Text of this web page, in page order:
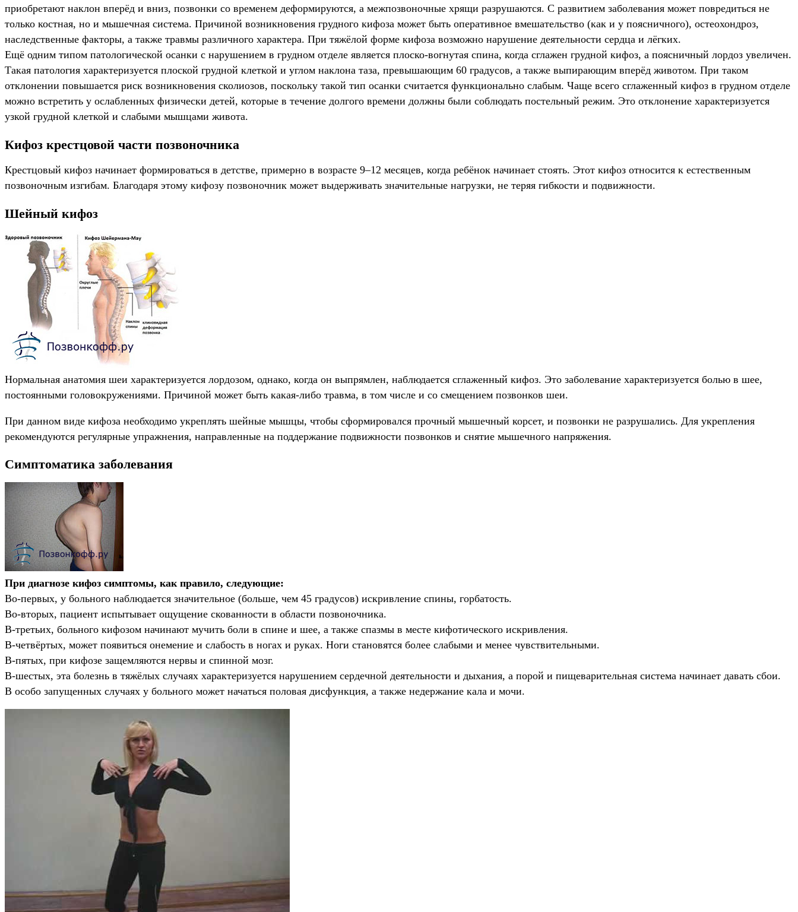
приобретают наклон вперёд и вниз, позвонки со временем деформируются, а межпозвоночные хрящи разрушаются. С развитием заболевания может повредиться не
только костная, но и мышечная система. Причиной возникновения грудного кифоза может быть оперативное вмешательство (как и у поясничного), остеохондроз,
наследственные факторы, а также травмы различного характера. При тяжёлой форме кифоза возможно нарушение деятельности сердца и лёгких.
Ещё одним типом патологической осанки с нарушением в грудном отделе является плоско-вогнутая спина, когда сглажен грудной кифоз, а поясничный лордоз увеличен.
Такая патология характеризуется плоской грудной клеткой и углом наклона таза, превышающим 60 градусов, а также выпирающим вперёд животом. При таком
отклонении повышается риск возникновения сколиозов, поскольку такой тип осанки считается функционально слабым. Чаще всего сглаженный кифоз в грудном отделе
можно встретить у ослабленных физически детей, которые в течение долгого времени должны были соблюдать постельный режим. Это отклонение характеризуется
узкой грудной клеткой и слабыми мышцами живота.
Кифоз крестцовой части позвоночника
Крестцовый кифоз начинает формироваться в детстве, примерно в возрасте 9–12 месяцев, когда ребёнок начинает стоять. Этот кифоз относится к естественным
позвоночным изгибам. Благодаря этому кифозу позвоночник может выдерживать значительные нагрузки, не теряя гибкости и подвижности.
Шейный кифоз
Нормальная анатомия шеи характеризуется лордозом, однако, когда он выпрямлен, наблюдается сглаженный кифоз. Это заболевание характеризуется болью в шее,
постоянными головокружениями. Причиной может быть какая-либо травма, в том числе и со смещением позвонков шеи.
При данном виде кифоза необходимо укреплять шейные мышцы, чтобы сформировался прочный мышечный корсет, и позвонки не разрушались. Для укрепления
рекомендуются регулярные упражнения, направленные на поддержание подвижности позвонков и снятие мышечного напряжения.
Симптоматика заболевания
При диагнозе кифоз симптомы, как правило, следующие:
Во-первых, у больного наблюдается значительное (больше, чем 45 градусов) искривление спины, горбатость.
Во-вторых, пациент испытывает ощущение скованности в области позвоночника.
В-третьих, больного кифозом начинают мучить боли в спине и шее, а также спазмы в месте кифотического искривления.
В-четвёртых, может появиться онемение и слабость в ногах и руках. Ноги становятся более слабыми и менее чувствительными.
В-пятых, при кифозе защемляются нервы и спинной мозг.
В-шестых, эта болезнь в тяжёлых случаях характеризуется нарушением сердечной деятельности и дыхания, а порой и пищеварительная система начинает давать сбои.
В особо запущенных случаях у больного может начаться половая дисфункция, а также недержание кала и мочи.